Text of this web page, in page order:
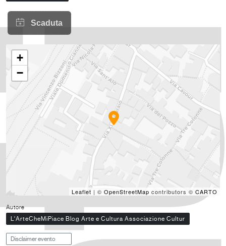
+
−
Leaflet | © OpenStreetMap contributors © CARTO
Autore
L'ArteCheMiPiace Blog Arte e Cultura Associazione Cultur
Disclaimer evento